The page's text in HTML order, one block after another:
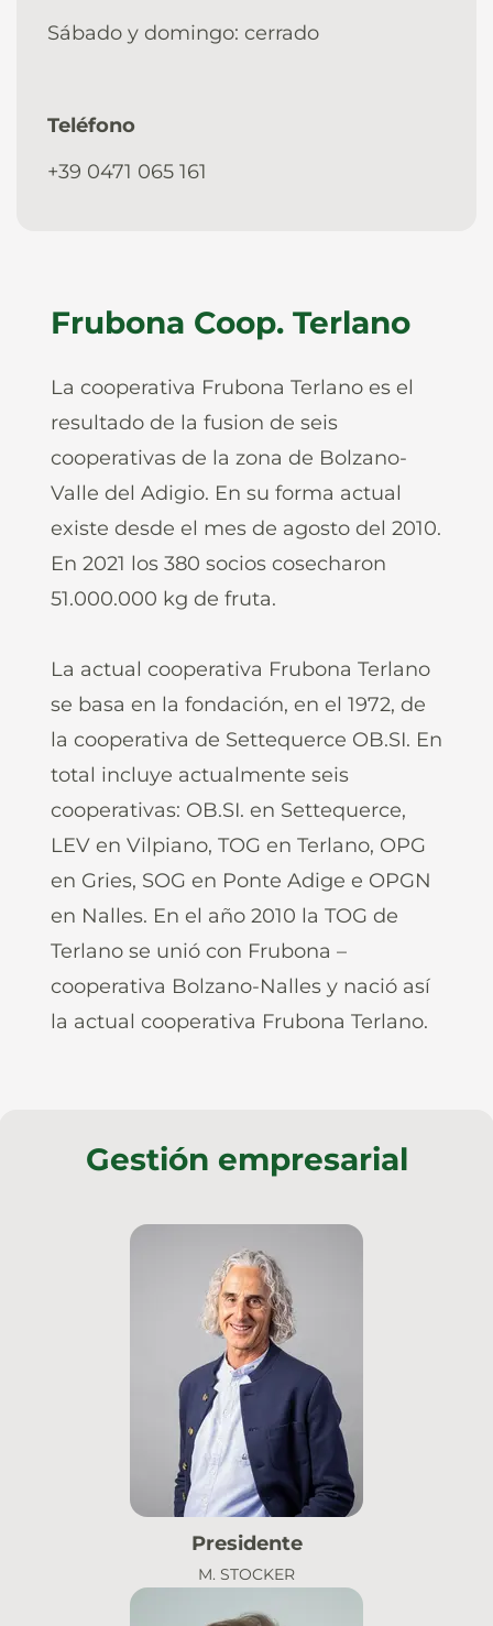
Sábado y domingo: cerrado
Teléfono
+39 0471 065 161
Frubona Coop. Terlano
La cooperativa Frubona Terlano es el
resultado de la fusion de seis
cooperativas de la zona de Bolzano-
Valle del Adigio. En su forma actual
existe desde el mes de agosto del 2010.
En 2021 los 380 socios cosecharon
51.000.000 kg de fruta.
La actual cooperativa Frubona Terlano
se basa en la fondación, en el 1972, de
la cooperativa de Settequerce OB.SI. En
total incluye actualmente seis
cooperativas: OB.SI. en Settequerce,
LEV en Vilpiano, TOG en Terlano, OPG
en Gries, SOG en Ponte Adige e OPGN
en Nalles. En el año 2010 la TOG de
Terlano se unió con Frubona –
cooperativa Bolzano-Nalles y nació así
la actual cooperativa Frubona Terlano.
Gestión empresarial
Presidente
M. STOCKER